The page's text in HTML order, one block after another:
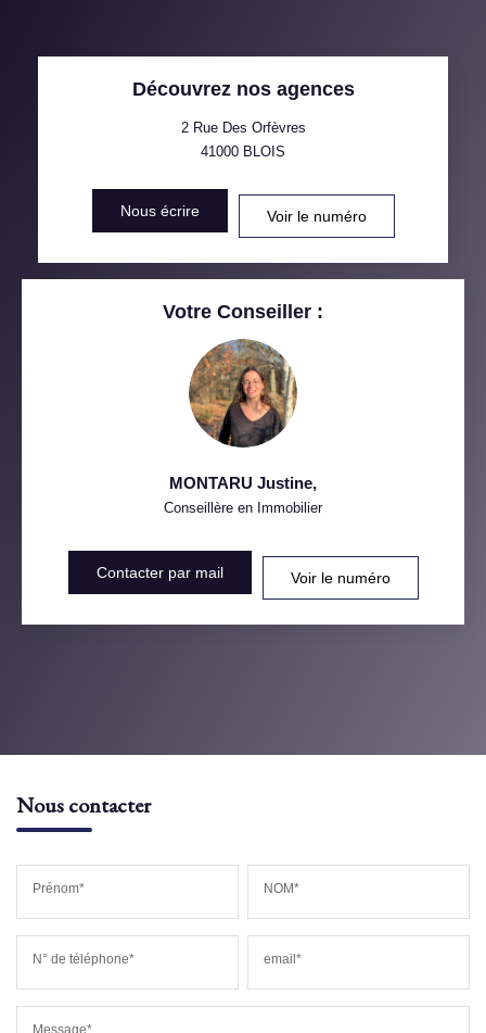
PART DES MÉNAGES SANS
VOITURE
ECOLES ET CRÈCHES
Découvrez nos agences
2 Rue Des Orfèvres
41000 BLOIS
Nous écrire Voir le numéro
Votre Conseiller :
MONTARU Justine,
Conseillère en Immobilier
Contacter par mail Voir le numéro
Nous contacter
Prénom* NOM*
N° de téléphone* email*
Message*